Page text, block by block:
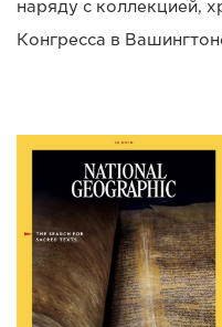
наряду с коллекцией,
Конгресса в